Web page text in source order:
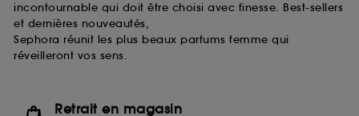
incontournable qui doit être choisi avec finesse. Best-sellers
et dernières nouveautés,
Sephora réunit les plus beaux parfums femme qui
réveilleront vos sens.
Retrait en magasin